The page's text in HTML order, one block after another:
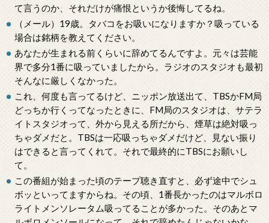
て言うのか、それだけが痛恨というか後悔してるね。
（メール）19歳。タバコをお吸いになりますか？吸っている
場合は銘柄を教えてください。
あなたが生まれる前くらいに辞めてるんですよ。元々は芸能
界で多分1番に吸っていましたから。ラジオのスタジオも最初
そんなに厳しくなかった。
これ、何度も言ってるけど、ニッポン放送出て、TBSかFM局
どっちか行くってなったときに、FM局のスタジオは、サテラ
イトスタジオって、外から見える所だから、煙草は絶対吸っ
ちゃダメだと。TBSは一応吸っちゃダメだけど、見ない振り
はできると言ってくれて。それで最終的にTBSにお願いし
て。
この番組が始まった頃のテープ聴き直すと、必ず途中でシュ
ボッといってますからね。その頃、1番長かったのはマルボロ
ライトメンソレータム吸ってることが多かった。そのあとマ